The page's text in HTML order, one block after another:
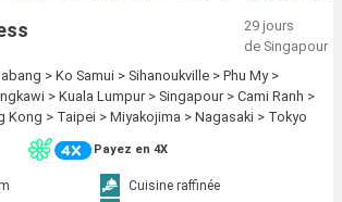
29 jours
de Singapour
> Ko Samui > Sihanoukville > Phu My >
> Kuala Lumpur > Singapour > Cami Ranh >
Kong > Taipei > Miyakojima > Nagasaki > Tokyo
Payez en 4X
Cuisine raffinée